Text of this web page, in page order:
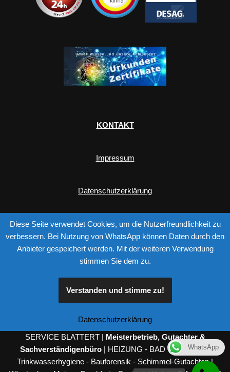
KONTAKT
Impressum
Datenschutzerklärung
Please follow & like us :)
SERVICE BLATTERT | Meisterbetrieb, Gutachter &
Sachverständigenbüro | HEIZUNG - BAD - SANITÄR -
Trinkwasserhygiene - Bauforensik - Schimmel-Gutachten |
Diese Seite verwendet Cookies, um die Nutzerfreundlichkeit zu
verbessern. Bei Nutzung von WhatsApp können Daten durch den
Anbieter gespeichert werden. Mit der weiteren Verwendung
stimmen Sie dem zu.
Verstanden und stimme zu!
Datenschutzerklärung
WhatsApp